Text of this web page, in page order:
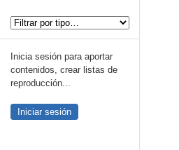
Inicia sesión para aportar
contenidos, crear listas de
reproducción...
Iniciar sesión